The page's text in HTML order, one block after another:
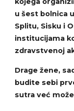
u šest bolnica
Splitu, Sisku i
institucijama
zdravstvenoj
Drage žene,
budite sebi
sutra već